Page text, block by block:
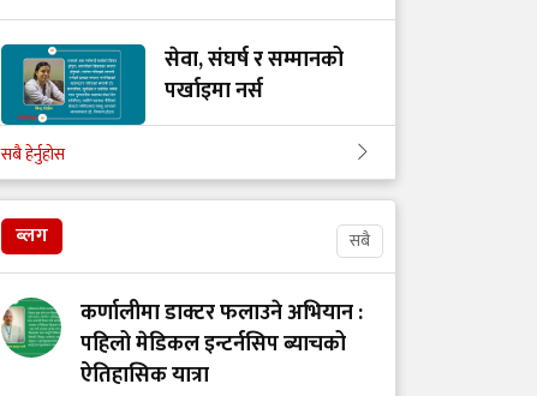
सेवा, संघर्ष र सम्मानको
पर्खाइमा नर्स
खाद्य स्वच्छता र गुणस्तर
नियमन: मन्त्रालय परिवर्तन
स्तनपानमैत्री कार्यस्थल
बनाऔँ
सबै हेर्नुहोस
ब्लग सबै
कर्णालीमा डाक्टर फलाउने अभियान :
पहिलो मेडिकल इन्टर्नसिप ब्याचको
ऐतिहासिक यात्रा